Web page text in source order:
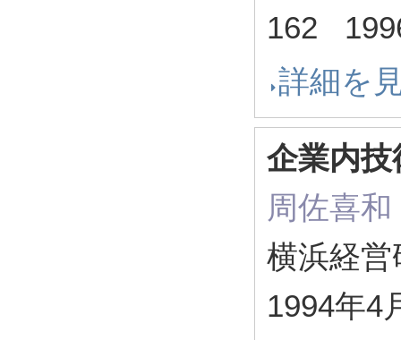
162
詳細を
企業内
周佐喜和
横浜経
1994年4